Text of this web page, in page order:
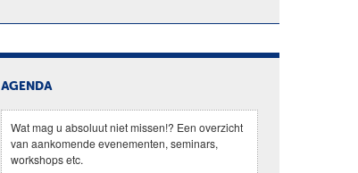
AGENDA
Wat mag u absoluut niet missen!? Een overzicht
van aankomende evenementen, seminars,
workshops etc.